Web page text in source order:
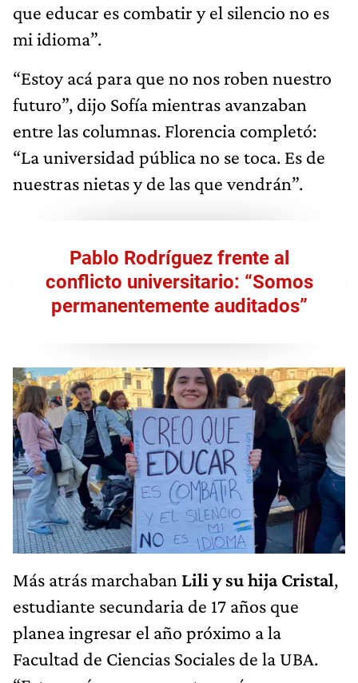
que educar es combatir y el silencio no es
mi idioma”.
“Estoy acá para que no nos roben nuestro
futuro”, dijo Sofía mientras avanzaban
entre las columnas. Florencia completó:
“La universidad pública no se toca. Es de
nuestras nietas y de las que vendrán”.
Pablo Rodríguez frente al
conflicto universitario: “Somos
permanentemente auditados”
Más atrás marchaban Lili y su hija Cristal,
estudiante secundaria de 17 años que
planea ingresar el año próximo a la
Facultad de Ciencias Sociales de la UBA.